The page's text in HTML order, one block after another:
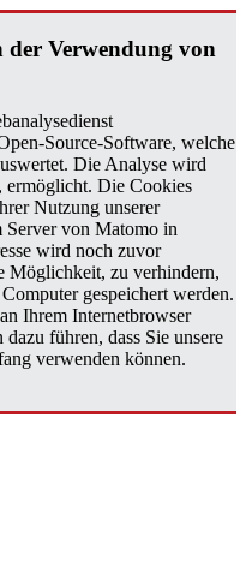
der Ver­wen­dung von
Source-Software, welche
Die Analyse wird
ermöglicht. Die Cookies
Nutzung unserer
Server von Matomo in
wird noch zuvor
Möglichkeit, zu verhindern,
gespeichert werden.
Ihrem Internetbrowser
führen, dass Sie unsere
verwenden können.